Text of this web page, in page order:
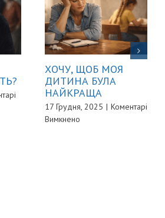
ХОЧУ, ЩОБ МОЯ
ДИТИНА БУЛА
НАЙКРАЩА
17 Грудня, 2025 | Коментарі
Вимкнено